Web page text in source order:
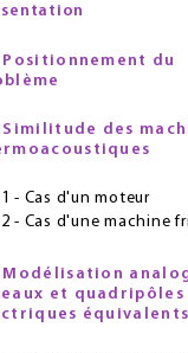
Positionnement du
Similitude des
- Cas d'un moteur
- Cas d'une machine
Modélisation
et quadripôles
équivalents